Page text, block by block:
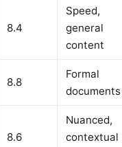
8.4
Speed,
general
content
8.8
Formal
documents
8.6
Nuanced,
contextual